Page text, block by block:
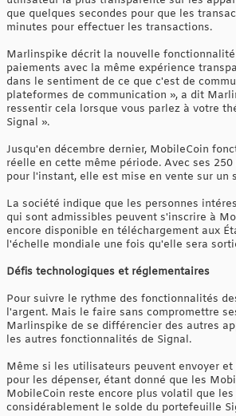
que quelques secondes pour que les
minutes pour effectuer les transactions.
Marlinspike décrit la nouvelle
paiements avec la même expérience
dans le sentiment de ce que c'est de
plateformes de communication », a dit
ressentir cela lorsque vous parlez à votre
Signal ».
Jusqu'en décembre dernier, MobileCoin
réelle en cette même période. Avec ses
pour l'instant, elle est mise en vente sur un
La société indique que les personnes
qui sont admissibles peuvent s'inscrire à
encore disponible en téléchargement aux
l'échelle mondiale une fois qu'elle sera
Défis technologiques et réglementaires
Pour suivre le rythme des fonctionnalités
l'argent. Mais le faire sans compromettre
Marlinspike de se différencier des autres
les autres fonctionnalités de Signal.
Même si les utilisateurs peuvent envoyer
pour les dépenser, étant donné que les
MobileCoin reste encore plus volatil que
considérablement le solde du portefeuille